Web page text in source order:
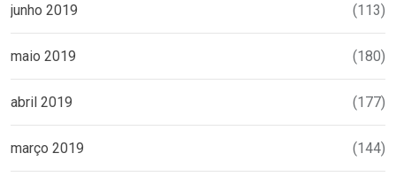
junho 2019 (113)
maio 2019 (180)
abril 2019 (177)
março 2019 (144)